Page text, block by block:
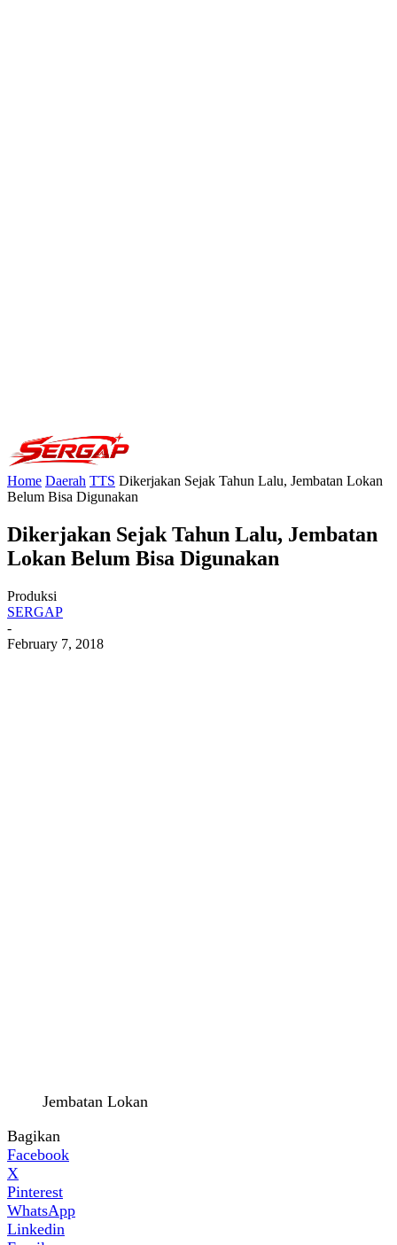
Home Daerah TTS Dikerjakan Sejak Tahun Lalu, Jembatan Lokan
Belum Bisa Digunakan
Dikerjakan Sejak Tahun Lalu, Jembatan
Lokan Belum Bisa Digunakan
Produksi
SERGAP
-
February 7, 2018
Jembatan Lokan
Bagikan
Facebook
X
Pinterest
WhatsApp
Linkedin